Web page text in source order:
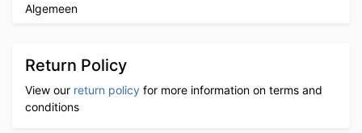
Algemeen
Return Policy
View our return policy for more information on terms and
conditions